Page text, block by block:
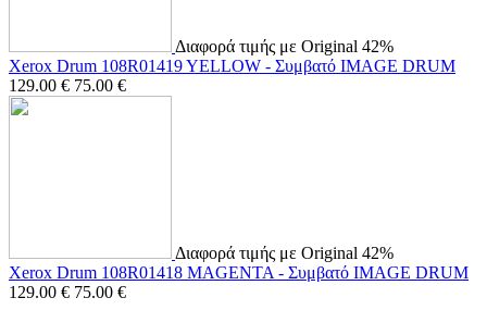
Διαφορά τιμής με Original 42%
Xerox Drum 108R01419 YELLOW - Συμβατό IMAGE DRUM
129.00 € 75.00 €
Διαφορά τιμής με Original 42%
Xerox Drum 108R01418 MAGENTA - Συμβατό IMAGE DRUM
129.00 € 75.00 €